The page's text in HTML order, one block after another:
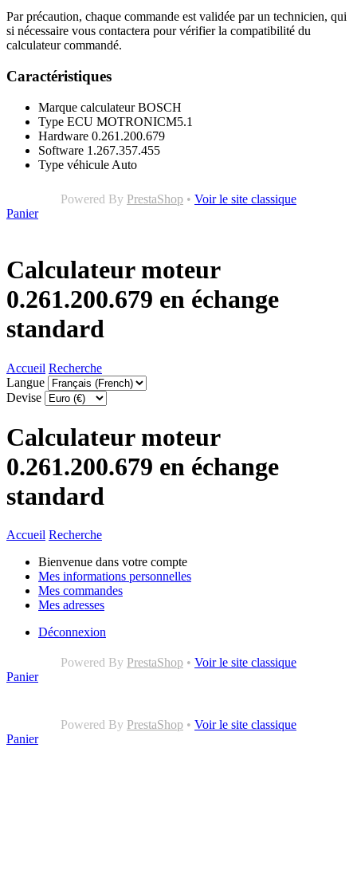
Par précaution, chaque commande est validée par un technicien, qui
si nécessaire vous contactera pour vérifier la compatibilité du
calculateur commandé.
Caractéristiques
Marque calculateur BOSCH
Type ECU MOTRONICM5.1
Hardware 0.261.200.679
Software 1.267.357.455
Type véhicule Auto
Powered By PrestaShop • Voir le site classique
Panier
Calculateur moteur
0.261.200.679 en échange
standard
Accueil Recherche
Langue
Devise
Calculateur moteur
0.261.200.679 en échange
standard
Accueil Recherche
Bienvenue dans votre compte
Mes informations personnelles
Mes commandes
Mes adresses
Déconnexion
Powered By PrestaShop • Voir le site classique
Panier
Powered By PrestaShop • Voir le site classique
Panier